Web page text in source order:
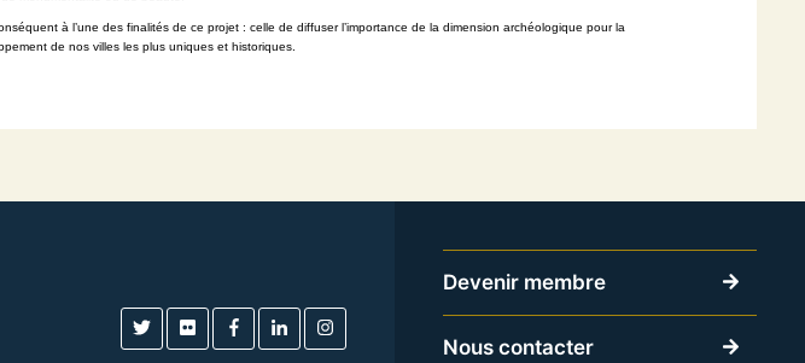
à l’une des finalités de ce projet : celle de diffuser l’importance de la dimension archéologique pour la
de nos villes les plus uniques et historiques.
Devenir membre
Nous contacter